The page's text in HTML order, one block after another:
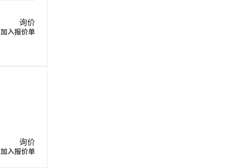
询价
加入报价单
询价
加入报价单